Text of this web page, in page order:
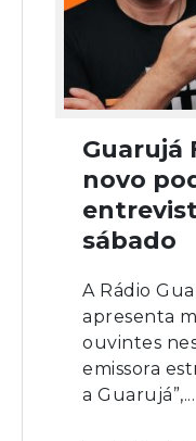
Guarujá
novo
sábado
A Rádio
apresenta
ouvintes
emissora
a Guarujá”,...